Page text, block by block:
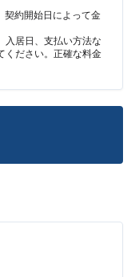
契約開始日によって金
入居日、支払い方法な
ください。正確な料金